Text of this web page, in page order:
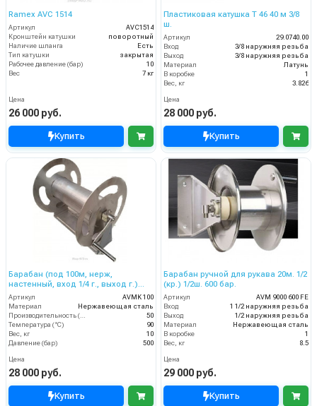
Ramex AVС 1514
Артикул
AVC1514
Кронштейн катушки
поворотный
Наличие шланга
Есть
Тип катушки
закрытая
Рабочее давление (бар)
10
Вес
7 кг
Цена
26 000 руб.
Купить
Пластиковая катушка T 46 40 м 3/8
ш.
Артикул
29.0740.00
Вход
3/8 наружняя резьба
Выход
3/8 наружняя резьба
Материал
Латунь
В коробке
1
Вес, кг
3.826
Цена
28 000 руб.
Купить
Барабан (под 100м, нерж,
настенный, вход 1/4 г., выход г.)
без поворотного фитинга
Артикул
AVMK 100
Материал
Нержавеющая сталь
50
Температура (°C)
90
Вес, кг
10
Давление (бар)
500
Цена
28 000 руб.
Купить
Барабан ручной для рукава 20м. 1/2
(кр.) 1/2ш. 600 бар.
Артикул
AVM 9000 600 FE
Вход
1 1/2 наружняя резьба
Выход
1/2 наружняя резьба
Материал
Нержавеющая сталь
В коробке
1
Вес, кг
8.5
Цена
29 000 руб.
Купить